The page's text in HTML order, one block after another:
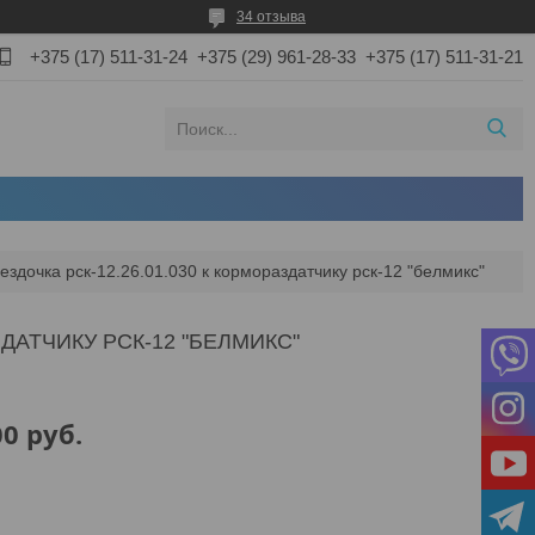
34 отзыва
+375 (17) 511-31-24 +375 (29) 961-28-33 +375 (17) 511-31-21
рск-12.26.01.030 к кормораздатчику рск-12 "белмикс"
РСК-12 "БЕЛМИКС"
руб.